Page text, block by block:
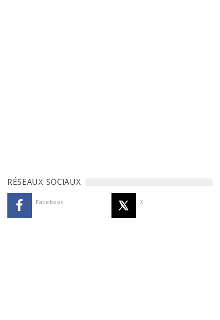
RÉSEAUX SOCIAUX
Facebook X